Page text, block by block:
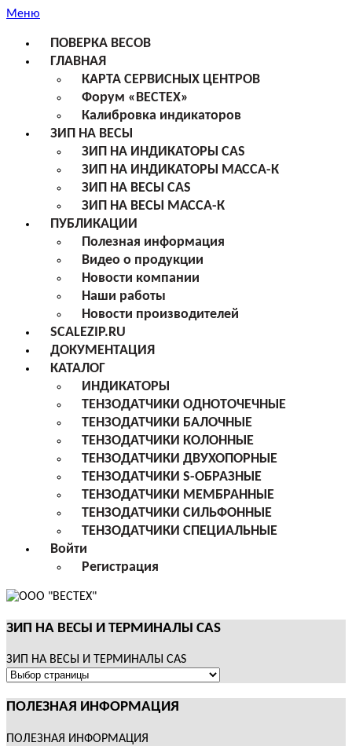
Меню
ПОВЕРКА ВЕСОВ
ГЛАВНАЯ
КАРТА СЕРВИСНЫХ ЦЕНТРОВ
Форум «ВЕСТЕХ»
Калибровка индикаторов
ЗИП НА ВЕСЫ
ЗИП НА ИНДИКАТОРЫ CAS
ЗИП НА ИНДИКАТОРЫ МАССА-К
ЗИП НА ВЕСЫ CAS
ЗИП НА ВЕСЫ МАССА-К
ПУБЛИКАЦИИ
Полезная информация
Видео о продукции
Новости компании
Наши работы
Новости производителей
SCALEZIP.RU
ДОКУМЕНТАЦИЯ
КАТАЛОГ
ИНДИКАТОРЫ
ТЕНЗОДАТЧИКИ ОДНОТОЧЕЧНЫЕ
ТЕНЗОДАТЧИКИ БАЛОЧНЫЕ
ТЕНЗОДАТЧИКИ КОЛОННЫЕ
ТЕНЗОДАТЧИКИ ДВУХОПОРНЫЕ
ТЕНЗОДАТЧИКИ S-ОБРАЗНЫЕ
ТЕНЗОДАТЧИКИ МЕМБРАННЫЕ
ТЕНЗОДАТЧИКИ СИЛЬФОННЫЕ
ТЕНЗОДАТЧИКИ СПЕЦИАЛЬНЫЕ
Войти
Регистрация
ЗИП НА ВЕСЫ И ТЕРМИНАЛЫ CAS
ЗИП НА ВЕСЫ И ТЕРМИНАЛЫ CAS
ПОЛЕЗНАЯ ИНФОРМАЦИЯ
ПОЛЕЗНАЯ ИНФОРМАЦИЯ